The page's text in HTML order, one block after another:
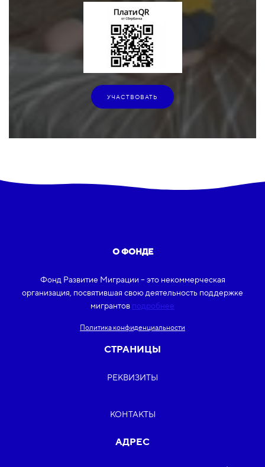
УЧАСТВОВАТЬ
О ФОНДЕ
Фонд Развитие Миграции – это некоммерческая
организация, посвятившая свою деятельность поддержке
мигрантов подробнее
Политика конфиденциальности
СТРАНИЦЫ
РЕКВИЗИТЫ
КОНТАКТЫ
АДРЕС